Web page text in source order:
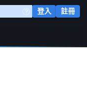
登入 註冊